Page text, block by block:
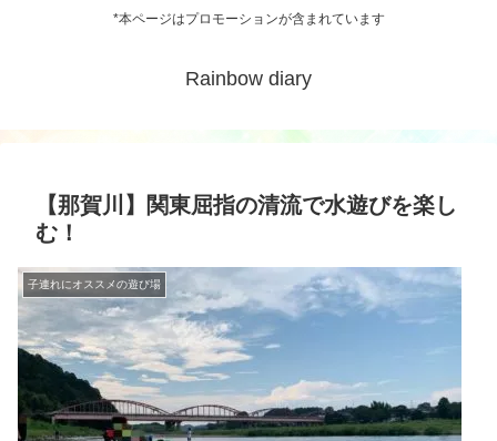
*本ページはプロモーションが含まれています
Rainbow diary
【那賀川】関東屈指の清流で水遊びを楽し
む！
子連れにオススメの遊び場